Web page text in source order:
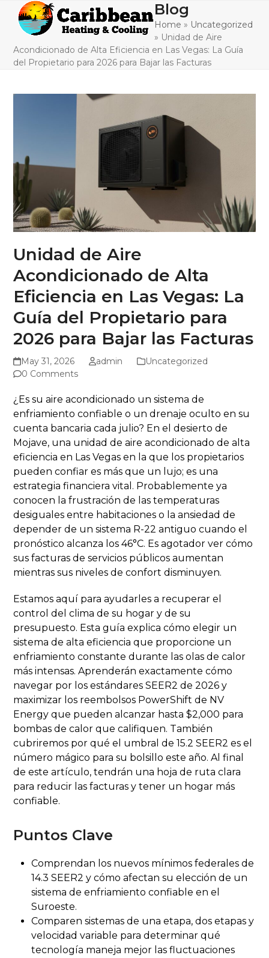
content
Open
mobile
menu
Close
mobile
menu
Blog
Home » Uncategorized
» Unidad de Aire
Acondicionado de Alta Eficiencia en Las Vegas: La Guía
del Propietario para 2026 para Bajar las Facturas
Unidad de Aire
Acondicionado de Alta
Eficiencia en Las Vegas: La
Guía del Propietario para
2026 para Bajar las Facturas
May 31, 2026 admin
Uncategorized
0 Comments
¿Es su aire acondicionado un sistema de
enfriamiento confiable o un drenaje oculto en su
cuenta bancaria cada julio? En el desierto de
Mojave, una unidad de aire acondicionado de alta
eficiencia en Las Vegas en la que los propietarios
pueden confiar es más que un lujo; es una
estrategia financiera vital. Probablemente ya
conocen la frustración de las temperaturas
desiguales entre habitaciones o la ansiedad de
depender de un sistema R-22 antiguo cuando el
pronóstico alcanza los 46°C. Es agotador ver cómo
sus facturas de servicios públicos aumentan
mientras sus niveles de confort disminuyen.
Estamos aquí para ayudarles a recuperar el
control del clima de su hogar y de su
presupuesto. Esta guía explica cómo elegir un
sistema de alta eficiencia que proporcione un
enfriamiento constante durante las olas de calor
más intensas. Aprenderán exactamente cómo
navegar por los estándares SEER2 de 2026 y
maximizar los reembolsos PowerShift de NV
Energy que pueden alcanzar hasta $2,000 para
bombas de calor que califiquen. También
cubriremos por qué el umbral de 15.2 SEER2 es el
número mágico para su bolsillo este año. Al final
de este artículo, tendrán una hoja de ruta clara
para reducir las facturas y tener un hogar más
confiable.
Puntos Clave
Comprendan los nuevos mínimos federales de
14.3 SEER2 y cómo afectan su elección de un
sistema de enfriamiento confiable en el
Suroeste.
Comparen sistemas de una etapa, dos etapas y
velocidad variable para determinar qué
tecnología maneja mejor las fluctuaciones